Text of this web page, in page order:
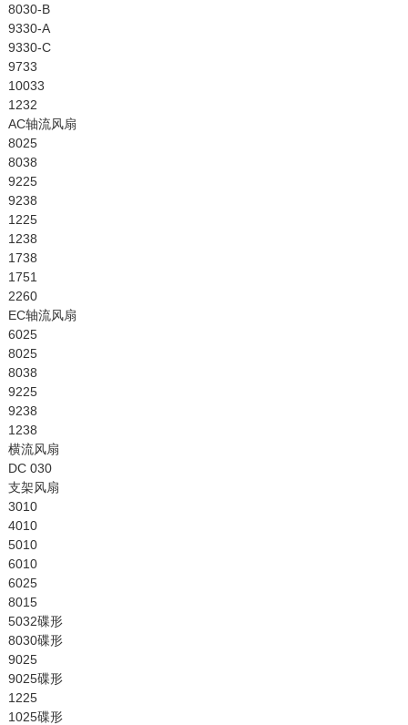
8030-B
9330-A
9330-C
9733
10033
1232
AC轴流风扇
8025
8038
9225
9238
1225
1238
1738
1751
2260
EC轴流风扇
6025
8025
8038
9225
9238
1238
横流风扇
DC 030
支架风扇
3010
4010
5010
6010
6025
8015
5032碟形
8030碟形
9025
9025碟形
1225
1025碟形